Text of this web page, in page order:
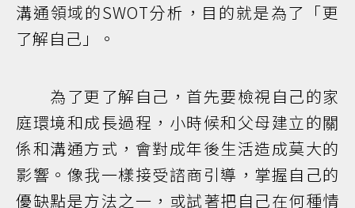
溝通領域的SWOT分析，目的就是為了「更
了解自己」。
為了更了解自己，首先要檢視自己的家
庭環境和成長過程，小時候和父母建立的關
係和溝通方式，會對成年後生活造成莫大的
影響。像我一樣接受諮商引導，掌握自己的
優缺點是方法之一，或試著把自己在何種情